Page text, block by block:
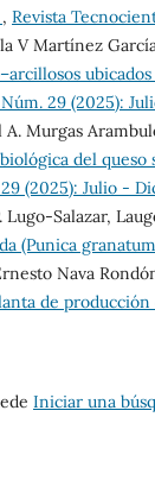
, Revista
V Martínez
29 (2025):
A. Murgas
del
(2025): Julio -
Lugo-Salazar,
(Punica
Nava
de
Iniciar una